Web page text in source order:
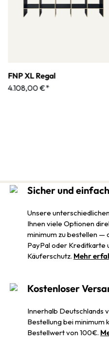
FNP XL Regal
4.108,00 €*
Sicher und
Unsere
Ihnen viele Optionen
minimum zu bestellen —
PayPal oder Kreditkarte
Käuferschutz. Mehr
Kostenloser
Innerhalb Deutschlands
Bestellung bei
Bestellwert von 100€.